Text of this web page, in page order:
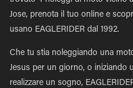
Jose, prenota il tuo online e
usano EAGLERIDER dal 1992.
Che tu stia noleggiando una
Jesus per un giorno, o iniziando
realizzare un sogno,